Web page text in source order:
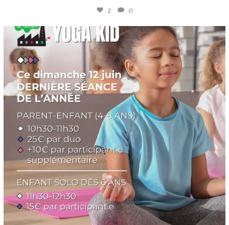
2 0
lafabriquedetalents
Juin 12